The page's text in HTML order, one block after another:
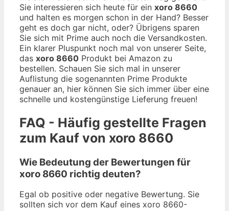
Sie interessieren sich heute für ein xoro 8660
und halten es morgen schon in der Hand? Besser
geht es doch gar nicht, oder? Übrigens sparen
Sie sich mit Prime auch noch die Versandkosten.
Ein klarer Pluspunkt noch mal von unserer Seite,
das xoro 8660 Produkt bei Amazon zu
bestellen. Schauen Sie sich mal in unserer
Auflistung die sogenannten Prime Produkte
genauer an, hier können Sie sich immer über eine
schnelle und kostengünstige Lieferung freuen!
FAQ - Häufig gestellte Fragen
zum Kauf von xoro 8660
Wie Bedeutung der Bewertungen für
xoro 8660 richtig deuten?
Egal ob positive oder negative Bewertung. Sie
sollten sich vor dem Kauf eines xoro 8660-